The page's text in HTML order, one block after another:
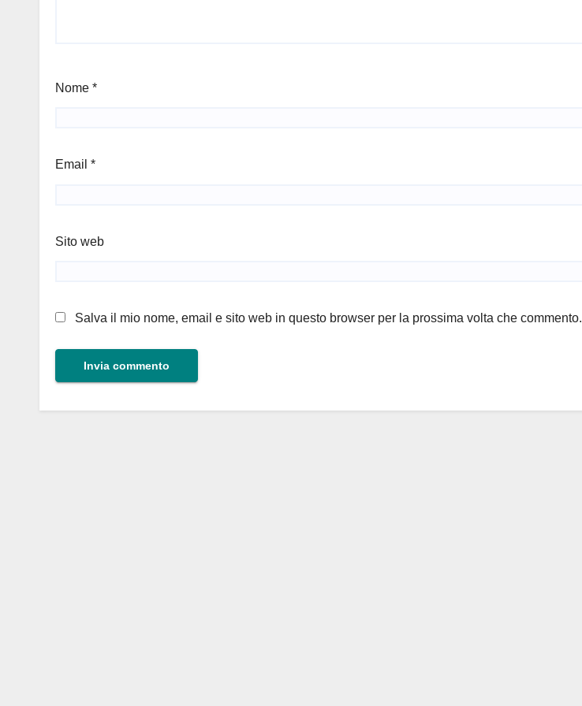
Nome *
Email *
Sito web
Salva il mio nome, email e sito web in questo browser per la prossima volta che commento.